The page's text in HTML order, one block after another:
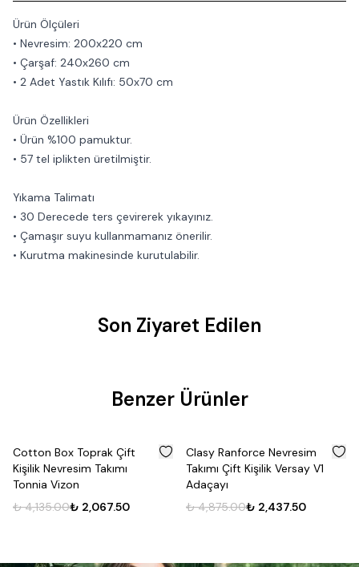
Ürün Ölçüleri
• Nevresim: 200x220 cm
• Çarşaf: 240x260 cm
• 2 Adet Yastık Kılıfı: 50x70 cm
Ürün Özellikleri
• Ürün %100 pamuktur.
• 57 tel iplikten üretilmiştir.
Yıkama Talimatı
• 30 Derecede ters çevirerek yıkayınız.
• Çamaşır suyu kullanmamanız önerilir.
• Kurutma makinesinde kurutulabilir.
Son Ziyaret Edilen
Benzer Ürünler
50
Cotton Box Toprak Çift
Kişilik Nevresim Takımı
Tonnia Vizon
₺ 4,135.00₺ 2,067.50
50
Clasy Ranforce Nevresim
Takımı Çift Kişilik Versay V1
Adaçayı
₺ 4,875.00₺ 2,437.50